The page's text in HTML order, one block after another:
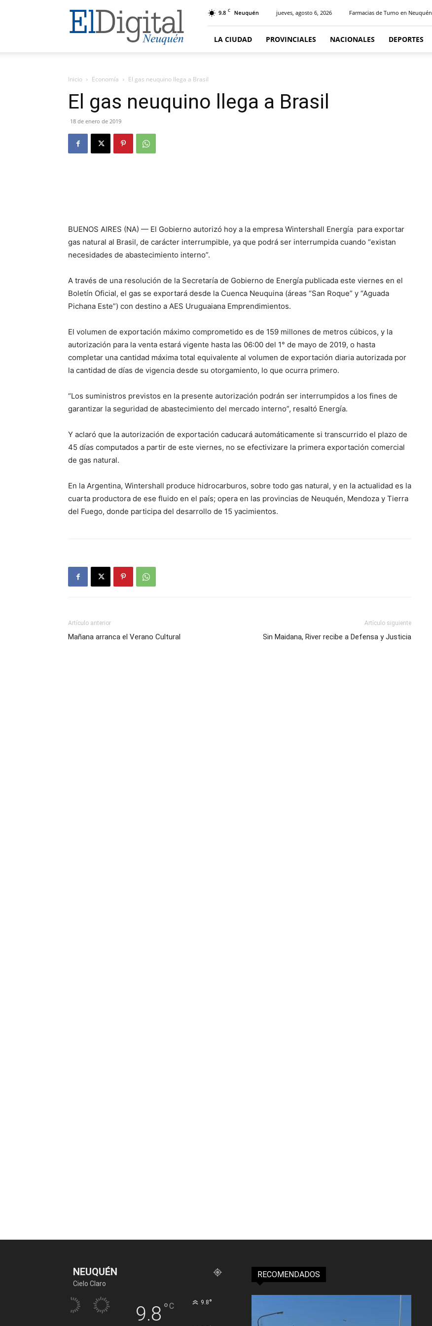
El
Digital
Neuquen
9.8 C Neuquén jueves, agosto 6, 2026 Farmacias de Turno en Neuquén
LA CIUDAD PROVINCIALES NACIONALES DEPORTES
Inicio Economía El gas neuquino llega a Brasil
El gas neuquino llega a Brasil
18 de enero de 2019
BUENOS AIRES (NA) — El Gobierno autorizó hoy a la empresa Wintershall Energía para exportar
gas natural al Brasil, de carácter interrumpible, ya que podrá ser interrumpida cuando “existan
necesidades de abastecimiento interno”.
A través de una resolución de la Secretaría de Gobierno de Energía publicada este viernes en el
Boletín Oficial, el gas se exportará desde la Cuenca Neuquina (áreas “San Roque” y “Aguada
Pichana Este”) con destino a AES Uruguaiana Emprendimientos.
El volumen de exportación máximo comprometido es de 159 millones de metros cúbicos, y la
autorización para la venta estará vigente hasta las 06:00 del 1° de mayo de 2019, o hasta
completar una cantidad máxima total equivalente al volumen de exportación diaria autorizada por
la cantidad de días de vigencia desde su otorgamiento, lo que ocurra primero.
“Los suministros previstos en la presente autorización podrán ser interrumpidos a los fines de
garantizar la seguridad de abastecimiento del mercado interno”, resaltó Energía.
Y aclaró que la autorización de exportación caducará automáticamente si transcurrido el plazo de
45 días computados a partir de este viernes, no se efectivizare la primera exportación comercial
de gas natural.
En la Argentina, Wintershall produce hidrocarburos, sobre todo gas natural, y en la actualidad es la
cuarta productora de ese fluido en el país; opera en las provincias de Neuquén, Mendoza y Tierra
del Fuego, donde participa del desarrollo de 15 yacimientos.
Artículo anterior
Mañana arranca el Verano Cultural
Artículo siguiente
Sin Maidana, River recibe a Defensa y Justicia
NEUQUÉN
Cielo Claro
9.8 °C 9.8°
RECOMENDADOS